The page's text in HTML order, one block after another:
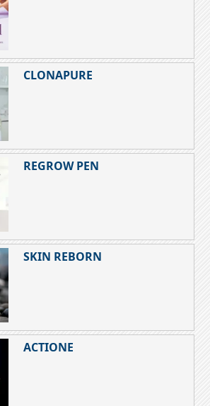
CLONAPURE
REGROW PEN
SKIN REBORN
ACTIONE